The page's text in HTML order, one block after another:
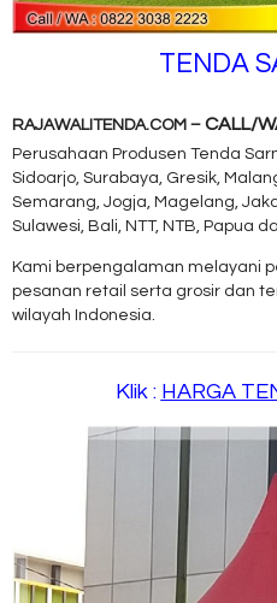
TENDA
RAJAWALITENDA.COM – CALL/
Perusahaan Produsen Tenda
Sidoarjo, Surabaya, Gresik,
Semarang, Jogja, Magelang,
Sulawesi, Bali, NTT, NTB, Papua
Kami berpengalaman melayani
pesanan retail serta grosir dan
wilayah Indonesia.
Klik : HARGA